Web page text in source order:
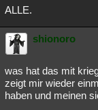
ALLE.
shionoro
was hat das mit
zeigt mir wieder
haben und meinen